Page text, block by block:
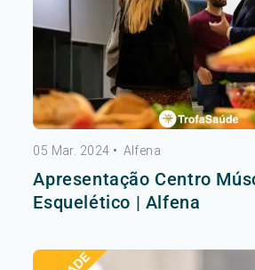
05 Mar. 2024 • Alfena
Apresentação Centro
Esquelético | Alfena